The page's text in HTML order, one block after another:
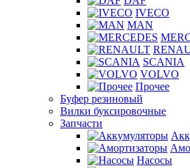
IVECO
MAN
SCANIA
VOLVO
Прочее
Буфер резиновый
Вилки буксировочные
Запчасти
Насосы